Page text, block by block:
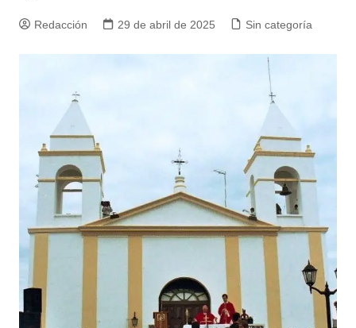
Redacción 29 de abril de 2025 Sin categoría